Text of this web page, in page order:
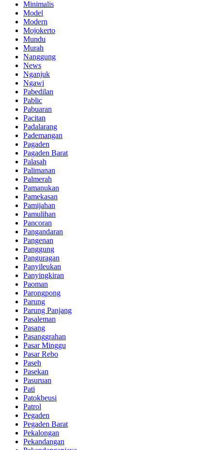
Minimalis
Model
Modern
Mojokerto
Mundu
Murah
Nanggung
News
Nganjuk
Ngawi
Pabedilan
Pablic
Pabuaran
Pacitan
Padalarang
Pademangan
Pagaden
Pagaden Barat
Palasah
Palimanan
Palmerah
Pamanukan
Pamekasan
Pamijahan
Pamulihan
Pancoran
Pangandaran
Pangenan
Panggung
Panguragan
Panyileukan
Panyingkiran
Paoman
Parongpong
Parung
Parung Panjang
Pasaleman
Pasang
Pasanggrahan
Pasar Minggu
Pasar Rebo
Paseh
Pasekan
Pasuruan
Pati
Patokbeusi
Patrol
Pegaden
Pegaden Barat
Pekalongan
Pekandangan